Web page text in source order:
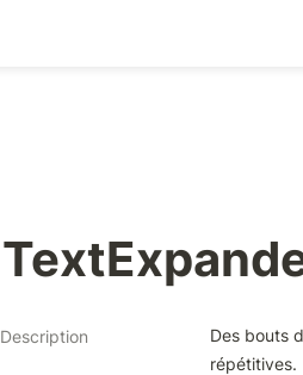
Description
Des bouts
répétitives.